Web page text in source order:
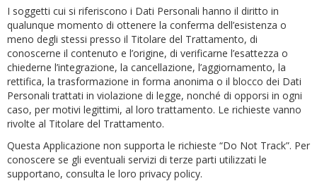
I soggetti cui si riferiscono i Dati Personali hanno il diritto in
qualunque momento di ottenere la conferma dell’esistenza o
meno degli stessi presso il Titolare del Trattamento, di
conoscerne il contenuto e l’origine, di verificarne l’esattezza o
chiederne l’integrazione, la cancellazione, l’aggiornamento, la
rettifica, la trasformazione in forma anonima o il blocco dei Dati
Personali trattati in violazione di legge, nonché di opporsi in ogni
caso, per motivi legittimi, al loro trattamento. Le richieste vanno
rivolte al Titolare del Trattamento.
Questa Applicazione non supporta le richieste “Do Not Track”. Per
conoscere se gli eventuali servizi di terze parti utilizzati le
supportano, consulta le loro privacy policy.